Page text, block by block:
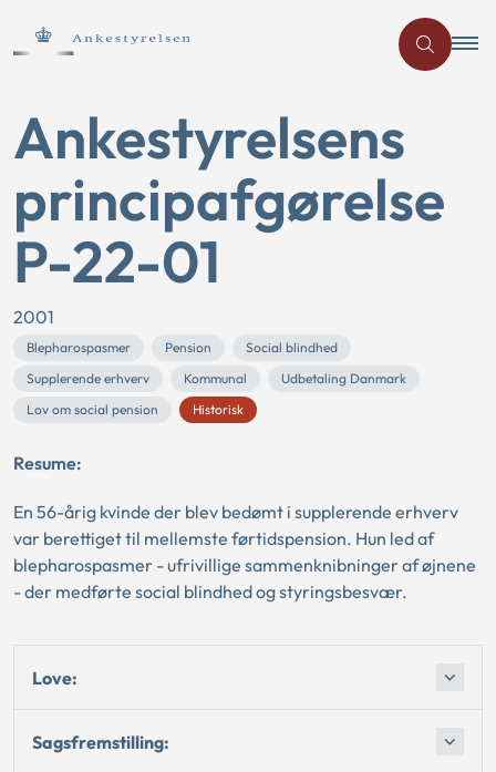
Ankestyrelsens
principafgørelse
P-22-01
2001
Blepharospasmer Pension
Social blindhed
Supplerende erhverv
Kommunal
Udbetaling Danmark
Lov om social pension
Historisk
Resume:
En 56-årig kvinde der blev bedømt i supplerende erhverv
var berettiget til mellemste førtidspension. Hun led af
blepharospasmer - ufrivillige sammenknibninger af øjnene
- der medførte social blindhed og styringsbesvær.
Love:
Sagsfremstilling: